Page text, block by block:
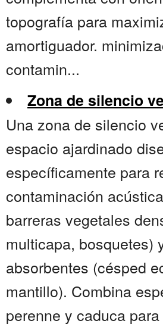
topografía para
amortiguador.
contamin...
Zona de silencio
Una zona de silencio
espacio ajardinado
específicamente para
contaminación
barreras vegetales
multicapa, bosquetes)
absorbentes (césped
mantillo). Combina
perenne y caduca